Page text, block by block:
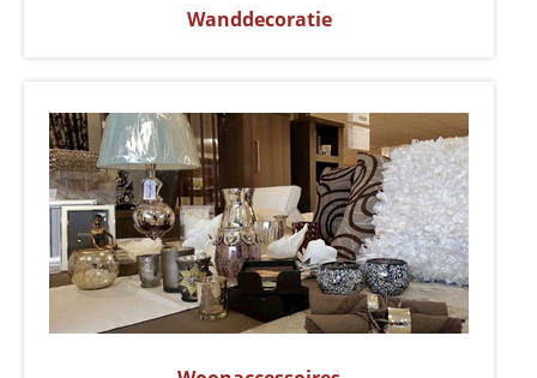
Wanddecoratie